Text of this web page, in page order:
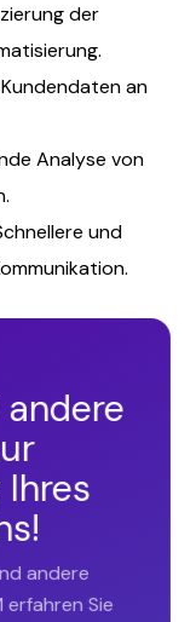
der
an
Analyse von
und
andere
erfahren Sie